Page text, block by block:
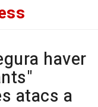
haver
atacs a